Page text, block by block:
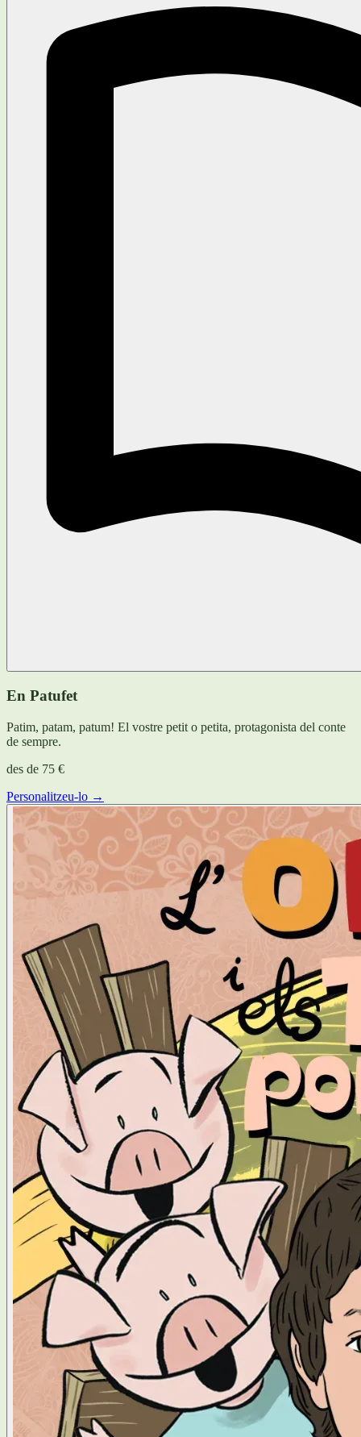
En Patufet
Patim, patam, patum! El vostre petit o petita, protagonista del conte
de sempre.
des de 75 €
Personalitzeu-lo →